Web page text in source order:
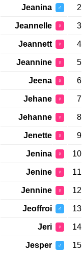
2
♂
Jeanina
3
♀
Jeannelle
4
♀
Jeannett
5
♀
Jeannine
6
♀
Jeena
7
♀
Jehane
8
♀
Jehanne
9
♀
Jenette
10
♀
Jenina
11
♀
Jenine
12
♀
Jennine
13
♂
Jeoffroi
14
♀
Jeri
15
♂
Jesper